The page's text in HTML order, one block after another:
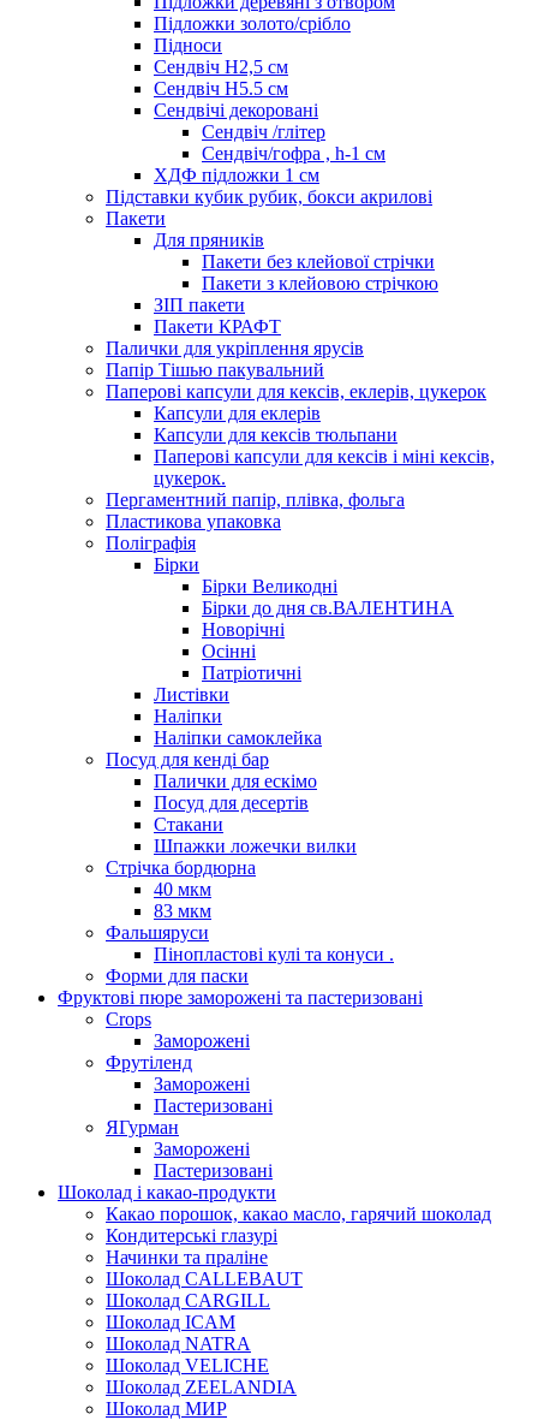
Підложки золото/срібло
Підноси
Сендвіч H2,5 см
Сендвіч H5.5 см
Сендвічі декоровані
Сендвіч /глітер
Сендвіч/гофра , h-1 см
ХДФ підложки 1 см
Підставки кубик рубик, бокси акрилові
Пакети
Для пряників
Пакети без клейової стрічки
Пакети з клейовою стрічкою
ЗІП пакети
Пакети КРАФТ
Палички для укріплення ярусів
Папір Тішью пакувальний
Паперові капсули для кексів, еклерів, цукерок
Капсули для еклерів
Капсули для кексів тюльпани
Паперові капсули для кексів і міні кексів,
цукерок.
Пергаментний папір, плівка, фольга
Пластикова упаковка
Поліграфія
Бірки
Бірки Великодні
Бірки до дня св.ВАЛЕНТИНА
Новорічні
Осінні
Патріотичні
Листівки
Наліпки
Наліпки самоклейка
Посуд для кенді бар
Палички для ескімо
Посуд для десертів
Стакани
Шпажки ложечки вилки
Стрічка бордюрна
40 мкм
83 мкм
Фальшяруси
Пінопластові кулі та конуси .
Форми для паски
Фруктові пюре заморожені та пастеризовані
Crops
Заморожені
Фрутіленд
Заморожені
Пастеризовані
ЯГурман
Заморожені
Пастеризовані
Шоколад і какао-продукти
Какао порошок, какао масло, гарячий шоколад
Кондитерські глазурі
Начинки та праліне
Шоколад CALLEBAUT
Шоколад CARGILL
Шоколад ICAM
Шоколад NATRA
Шоколад VELICHE
Шоколад ZEELANDIA
Шоколад МИР